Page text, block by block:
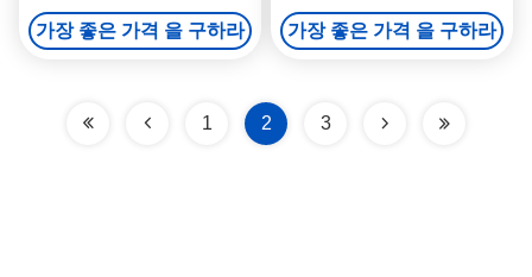
1540nm 안구 안전 레이저
가장 좋은 가격 을 구하라
1mm 두께
가장 좋은 가격 을 구하라
1 2 3